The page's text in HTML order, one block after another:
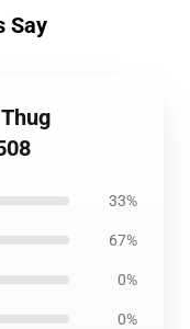
Say
33%
67%
0%
0%